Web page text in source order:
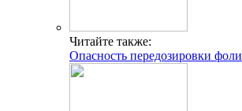
Читайте также:
Опасность передозировки